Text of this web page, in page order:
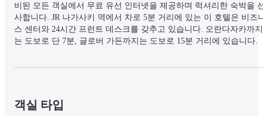
비된 모든 객실에서 무료 유선 인터넷을 제공하며 럭셔리한 숙박을
사합니다. JR 나가사키 역에서 차로 5분 거리에 있는 이 호텔은 비즈
스 센터와 24시간 프런트 데스크를 갖추고 있습니다. 오란다자카까지
는 도보로 단 7분, 글로버 가든까지는 도보로 15분 거리에 있습니다.
다. 로비에서 신문을 이용하실 수 있습니다. 세탁 및 발렛파킹 서비스
도 이용 가능합니다. 호텔의 중심 위치는 비즈니스 여행객과 레저 여
객실 타입